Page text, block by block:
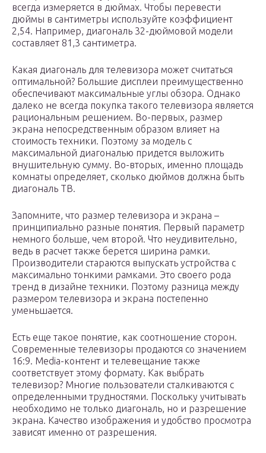
всегда измеряется в дюймах. Чтобы перевести
дюймы в сантиметры используйте коэффициент
2,54. Например, диагональ 32-дюймовой модели
составляет 81,3 сантиметра.
Какая диагональ для телевизора может считаться
оптимальной? Большие дисплеи преимущественно
обеспечивают максимальные углы обзора. Однако
далеко не всегда покупка такого телевизора является
рациональным решением. Во-первых, размер
экрана непосредственным образом влияет на
стоимость техники. Поэтому за модель с
максимальной диагональю придется выложить
внушительную сумму. Во-вторых, именно площадь
комнаты определяет, сколько дюймов должна быть
диагональ ТВ.
Запомните, что размер телевизора и экрана –
принципиально разные понятия. Первый параметр
немного больше, чем второй. Что неудивительно,
ведь в расчет также берется ширина рамки.
Производители стараются выпускать устройства с
максимально тонкими рамками. Это своего рода
тренд в дизайне техники. Поэтому разница между
размером телевизора и экрана постепенно
уменьшается.
Есть еще такое понятие, как соотношение сторон.
Современные телевизоры продаются со значением
16:9. Media-контент и телевещание также
соответствует этому формату. Как выбрать
телевизор? Многие пользователи сталкиваются с
определенными трудностями. Поскольку учитывать
необходимо не только диагональ, но и разрешение
экрана. Качество изображения и удобство просмотра
зависят именно от разрешения.